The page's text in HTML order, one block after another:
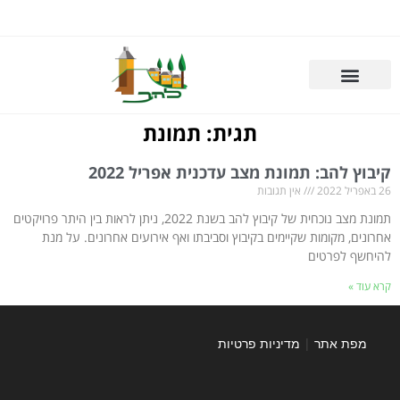
תגית: תמונת
קיבוץ להב: תמונת מצב עדכנית אפריל 2022
26 באפריל 2022 אין תגובות
תמונת מצב נוכחית של קיבוץ להב בשנת 2022, ניתן לראות בין היתר פרויקטים
אחרונים, מקומות שקיימים בקיבוץ וסביבתו ואף אירועים אחרונים. על מנת
להיחשף לפרטים
קרא עוד »
מפת אתר | מדיניות פרטיות